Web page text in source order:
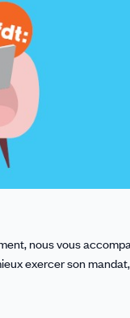
nous vous
exercer son